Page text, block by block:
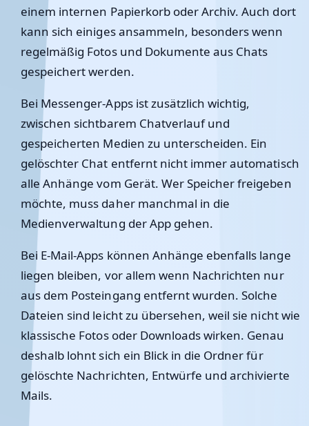
einem internen Papierkorb oder Archiv. Auch dort
kann sich einiges ansammeln, besonders wenn
regelmäßig Fotos und Dokumente aus Chats
gespeichert werden.
Bei Messenger-Apps ist zusätzlich wichtig,
zwischen sichtbarem Chatverlauf und
gespeicherten Medien zu unterscheiden. Ein
gelöschter Chat entfernt nicht immer automatisch
alle Anhänge vom Gerät. Wer Speicher freigeben
möchte, muss daher manchmal in die
Medienverwaltung der App gehen.
Bei E-Mail-Apps können Anhänge ebenfalls lange
liegen bleiben, vor allem wenn Nachrichten nur
aus dem Posteingang entfernt wurden. Solche
Dateien sind leicht zu übersehen, weil sie nicht wie
klassische Fotos oder Downloads wirken. Genau
deshalb lohnt sich ein Blick in die Ordner für
gelöschte Nachrichten, Entwürfe und archivierte
Mails.